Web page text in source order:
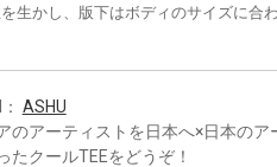
生かし、版下はボディのサイズに合
ASHU
のアーティストを日本へ×日本の
たクールTEEをどうぞ！